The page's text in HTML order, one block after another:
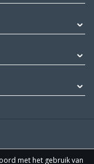
met het gebruik van